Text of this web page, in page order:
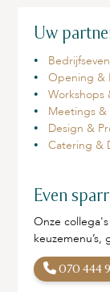
Uw
Opening &
Workshops
Meetings &
Design &
Catering &
Even
Onze
070 444